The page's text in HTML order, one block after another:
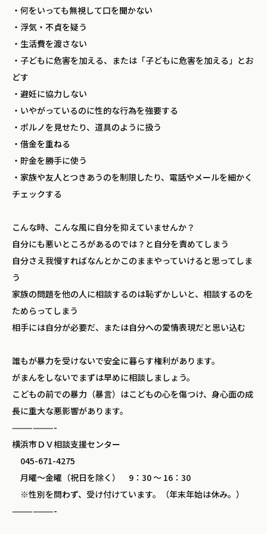
・何をいっても無視して口を聞かない
・浮気・不貞を疑う
・生活費を渡さない
・子どもに危害を加える、または「子どもに危害を加える」とお
どす
・避妊に協力しない
・いやがっているのに性的な行為を強要する
・ポルノを見せたり、道具のように扱う
・借金を重ねる
・貯金を勝手に使う
・家族や友人とつきあうのを制限したり、電話やメールを細かく
チェックする
こんな時、こんな風に自分を抑えていませんか？
自分にも悪いところがあるのでは？と自分を責めてしまう
自分さえ我慢すればなんとかこのままやっていけると思ってしま
う
家族の問題を他の人に相談するのは恥ずかしいと、相談するのを
ためらってしまう
相手には自分が必要だ、または自分への愛情表現だと思い込む
誰もが暴力を受けないで安全に暮らす権利があります。
がまんをしないでまずは早めに相談しましょう。
こどもの前での暴力（暴言）はこどもの心を傷つけ、身心面の成
長に重大な悪影響があります。
——————-
横浜市ＤＶ相談支援センター
045-671-4275
月曜～金曜（祝日を除く） 9：30 ～ 16：30
※性別を問わず、受け付けています。（年末年始は休み。）
——————-